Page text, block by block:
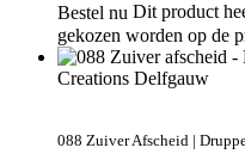
Bestel nu Dit product
gekozen worden op de
088 Zuiver Afscheid |